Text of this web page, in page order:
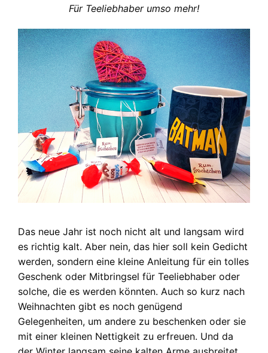
Für Teeliebhaber umso mehr!
Das neue Jahr ist noch nicht alt und langsam wird
es richtig kalt. Aber nein, das hier soll kein Gedicht
werden, sondern eine kleine Anleitung für ein tolles
Geschenk oder Mitbringsel für Teeliebhaber oder
solche, die es werden könnten. Auch so kurz nach
Weihnachten gibt es noch genügend
Gelegenheiten, um andere zu beschenken oder sie
mit einer kleinen Nettigkeit zu erfreuen. Und da